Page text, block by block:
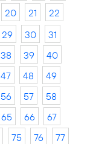
20 21
22
29 30
31
38 39
40
47 48
49
56 57
58
65 66
67
75 76
77